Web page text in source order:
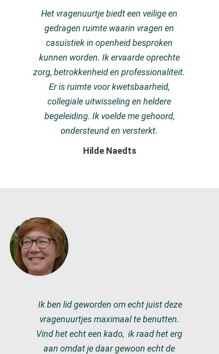
Het vragenuurtje biedt een veilige en
gedragen ruimte waarin vragen en
casuïstiek in openheid besproken
kunnen worden. Ik ervaarde oprechte
zorg, betrokkenheid en professionaliteit.
Er is ruimte voor kwetsbaarheid,
collegiale uitwisseling en heldere
begeleiding. Ik voelde me gehoord,
ondersteund en versterkt.
Hilde Naedts
Ik ben lid geworden om echt juist deze
vragenuurtjes maximaal te benutten.
Vind het echt een kado, ik raad het erg
aan omdat je daar gewoon echt de